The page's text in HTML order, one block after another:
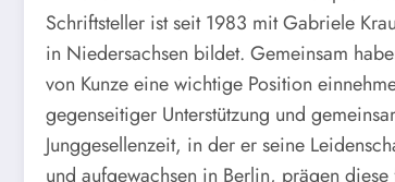
Schriftsteller ist seit 1983 mit Gabriele
in Niedersachsen bildet. Gemeinsam
von Kunze eine wichtige Position
gegenseitiger Unterstützung und
Junggesellenzeit, in der er seine
und aufgewachsen in Berlin, prägen